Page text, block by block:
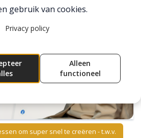
om super snel te creëren - t.w.v.
gebruik van cookies.
Privacy policy
Alleen
functioneel